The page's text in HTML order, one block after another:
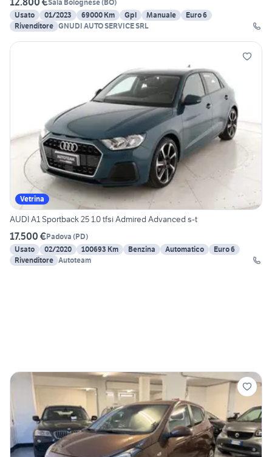
Sala Bolognese(BO)
Usato
01/2023 69000 Km Gpl Manuale
Euro 6
Rivenditore
GNUDI AUTO SERVICE SRL
Vetrina
AUDI A1 Sportback 25 1.0 tfsi Admired Advanced s-t
17.500 €Padova (PD)
Usato
02/2020 100693 Km Benzina Automatico
Euro 6
Rivenditore Autoteam